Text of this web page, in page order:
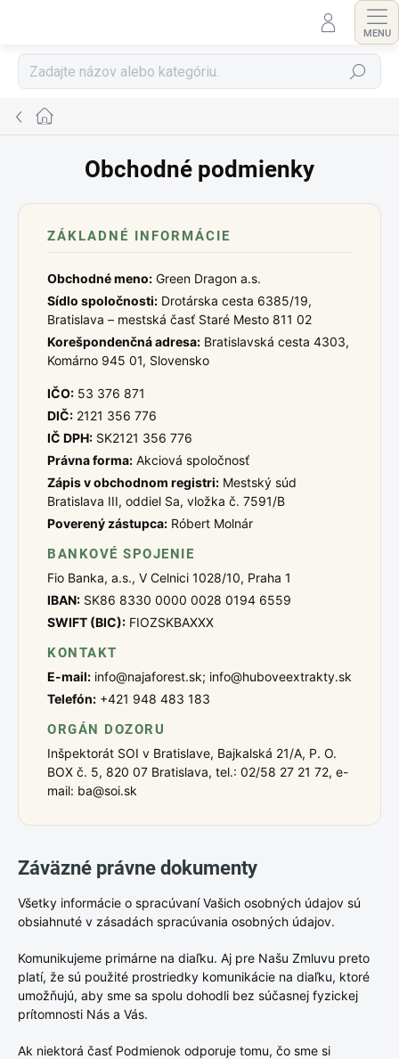
Hľadať
Domov
Obchodné podmienky
ZÁKLADNÉ INFORMÁCIE
Obchodné meno: Green Dragon a.s.
Sídlo spoločnosti: Drotárska cesta 6385/19,
Bratislava – mestská časť Staré Mesto 811 02
Korešpondenčná adresa: Bratislavská cesta 4303,
Komárno 945 01, Slovensko
IČO: 53 376 871
DIČ: 2121 356 776
IČ DPH: SK2121 356 776
Právna forma: Akciová spoločnosť
Zápis v obchodnom registri: Mestský súd
Bratislava III, oddiel Sa, vložka č. 7591/B
Poverený zástupca: Róbert Molnár
BANKOVÉ SPOJENIE
Fio Banka, a.s., V Celnici 1028/10, Praha 1
IBAN: SK86 8330 0000 0028 0194 6559
SWIFT (BIC): FIOZSKBAXXX
KONTAKT
E-mail: info@najaforest.sk; info@huboveextrakty.sk
Telefón: +421 948 483 183
ORGÁN DOZORU
Inšpektorát SOI v Bratislave, Bajkalská 21/A, P. O.
BOX č. 5, 820 07 Bratislava, tel.: 02/58 27 21 72, e-
mail: ba@soi.sk
Záväzné právne dokumenty
Všetky informácie o spracúvaní Vašich osobných údajov sú
obsiahnuté v zásadách spracúvania osobných údajov.
Komunikujeme primárne na diaľku. Aj pre Našu Zmluvu preto
platí, že sú použité prostriedky komunikácie na diaľku, ktoré
umožňujú, aby sme sa spolu dohodli bez súčasnej fyzickej
prítomnosti Nás a Vás.
Ak niektorá časť Podmienok odporuje tomu, čo sme si